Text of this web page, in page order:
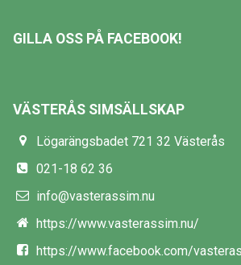
GILLA OSS PÅ FACEBOOK!
VÄSTERÅS SIMSÄLLSKAP
Lögarängsbadet 721 32 Västerås
021-18 62 36
info@vasterassim.nu
https://www.vasterassim.nu/
https://www.facebook.com/